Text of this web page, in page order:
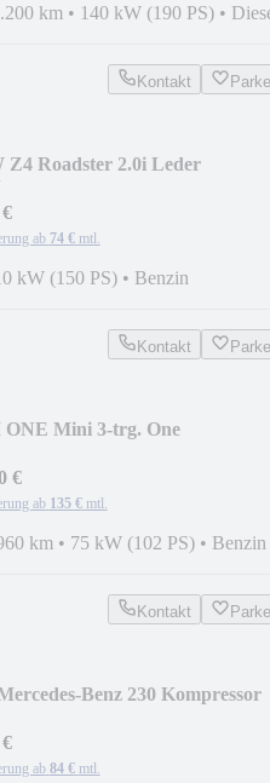
km • 140 kW (190 PS) •
Kontakt
Z4 Roadster 2.0i Leder
ab 74 € mtl.
kW (150 PS) • Benzin
Kontakt
Mini 3-trg. One
€
ab 135 € mtl.
km • 75 kW (102 PS) • Benzin
Kontakt
Benz 230 Kompressor
ab 84 € mtl.